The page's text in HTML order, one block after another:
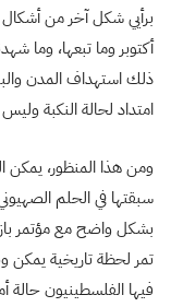
أكتوبر وما تبعها، وما
ذلك استهداف المدن
امتداد لحالة النكبة
سبقتها في الحلم
تمر لحظة تاريخية يمكن
فيها الفلسطينيون حالة